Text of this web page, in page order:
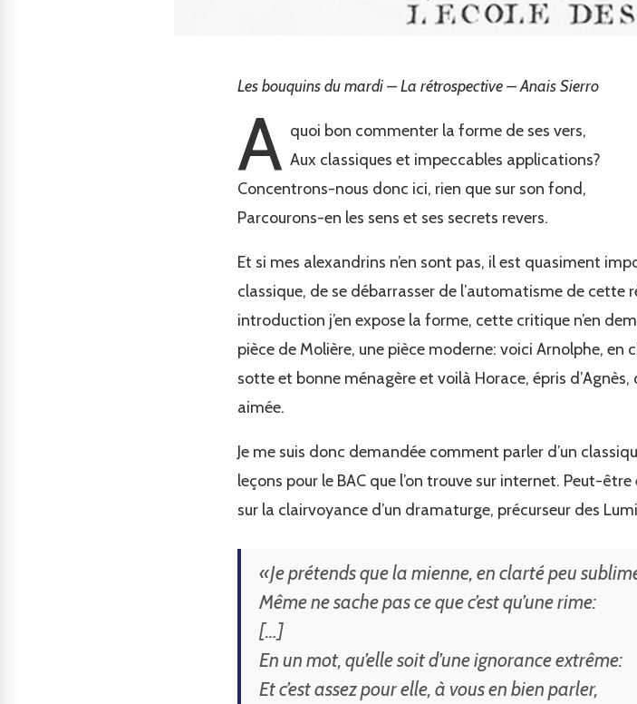
Les bouquins du mardi – La rétrospective – Anais Sierro
A quoi bon commenter la forme de ses vers,
Aux classiques et impeccables applications?
Concentrons-nous donc ici, rien que sur son fond,
Parcourons-en les sens et ses secrets revers.
Et si mes alexandrins n’en sont pas, il est quasiment
classique, de se débarrasser de l’automatisme de cette
introduction j’en expose la forme, cette critique n’en
pièce de Molière, une pièce moderne: voici Arnolphe, en
sotte et bonne ménagère et voilà Horace, épris
aimée.
Je me suis donc demandée comment parler d’un
leçons pour le BAC que l’on trouve sur internet. Peut-
sur la clairvoyance d’un dramaturge, précurseur des
«Je prétends que la mienne, en clarté peu
Même ne sache pas ce que c’est qu’une rime:
[…]
En un mot, qu’elle soit d’une ignorance extrême:
Et c’est assez pour elle, à vous en bien parler,